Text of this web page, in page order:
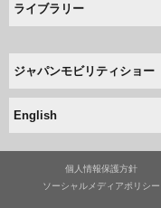
ライブラリー
ジャパンモビリティショー
English
個人情報保護方針
ソーシャルメディアポリシー